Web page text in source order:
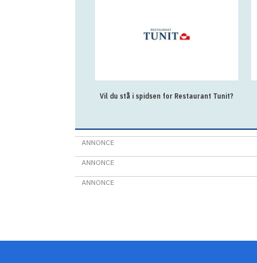
Vil du stå i spidsen for Restaurant Tunit?
ANNONCE
ANNONCE
ANNONCE